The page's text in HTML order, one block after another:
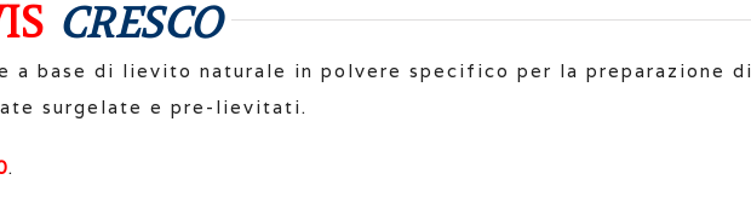
CRESCO
a base di lievito naturale in polvere specifico per la preparazione di
surgelate e pre-lievitati.
.